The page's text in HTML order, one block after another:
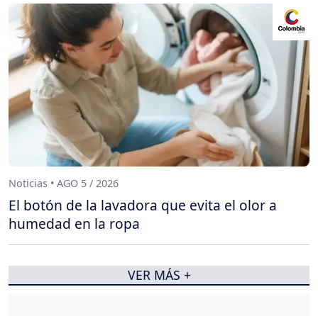
Noticias • AGO 5 / 2026
El botón de la lavadora que evita el olor a
humedad en la ropa
VER MÁS +